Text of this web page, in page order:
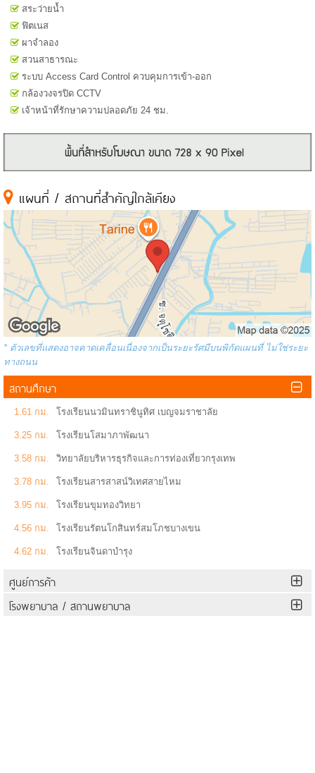
สระว่ายน้ำ
ฟิตเนส
ผาจำลอง
สวนสาธารณะ
ระบบ Access Card Control ควบคุมการเข้า-ออก
กล้องวงจรปิด CCTV
เจ้าหน้าที่รักษาความปลอดภัย 24 ชม.
แผนที่ / สถานที่สำคัญใกล้เคียง
* ตัวเลขที่แสดงอาจคาดเคลื่อนเนื่องจากเป็นระยะรัศมีบนพิกัดแผนที่ ไม่ใช่ระยะ
ทางถนน
สถานศึกษา
1.61 กม. โรงเรียนนวมินทราชินูทิศ เบญจมราชาลัย
3.25 กม. โรงเรียนโสมาภาพัฒนา
3.58 กม. วิทยาลัยบริหารธุรกิจและการท่องเที่ยวกรุงเทพ
3.78 กม. โรงเรียนสารสาสน์วิเทศสายไหม
3.95 กม. โรงเรียนขุมทองวิทยา
4.56 กม. โรงเรียนรัตนโกสินทร์สมโภชบางเขน
4.62 กม. โรงเรียนจินดาบำรุง
ศูนย์การค้า
โรงพยาบาล / สถานพยาบาล